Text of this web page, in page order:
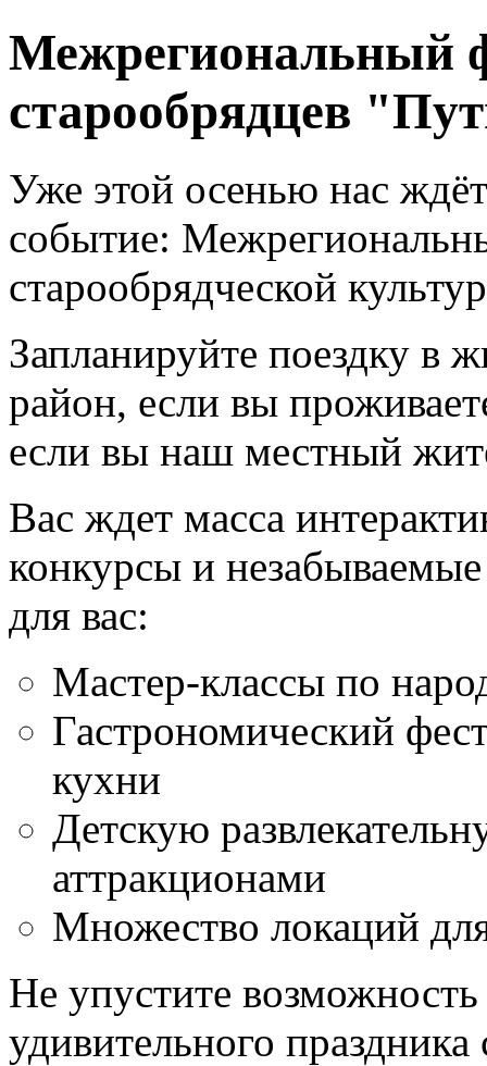
Межрегиональный
старообрядцев
Уже этой осенью нас
событие:
старообрядческой
Запланируйте поездку
район, если вы
если вы наш местный
Вас ждет масса
конкурсы и
для вас:
Мастер-классы по
Гастрономический
кухни
Детскую
аттракционами
Множество локаций
Не упустите возможность
удивительного